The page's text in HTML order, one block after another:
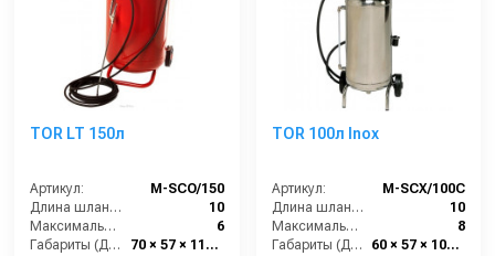
TOR LT 150л
Артикул:
М-SCO/150
Длина шланга (м):
10
Максимальное давление (бар):
6
Габариты (ДхШхВ):
70 × 57 × 110 см
TOR 100л Inox
Артикул:
М-SCX/100C
Длина шланга (м):
10
Максимальное давление (бар):
8
Габариты (ДхШхВ):
60 × 57 × 100 см